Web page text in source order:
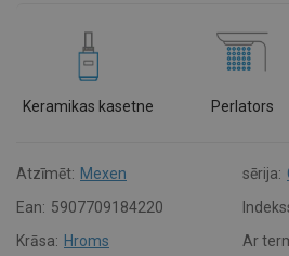
Keramikas kasetne Perlators
Atzīmēt: Mexen sērija:
Ean: 5907709184220
Krāsa: Hroms Ar